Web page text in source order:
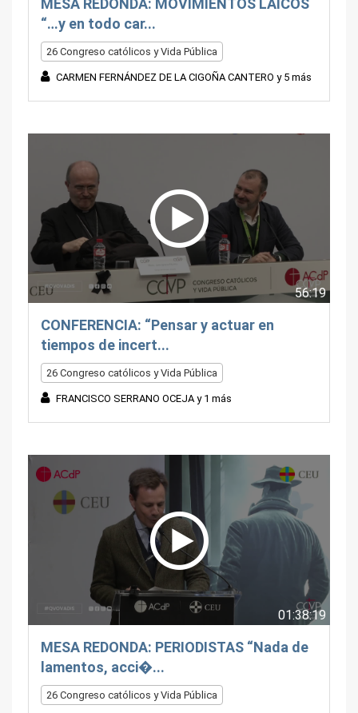
MESA REDONDA: MOVIMIENTOS LAICOS
“…y en todo car...
26 Congreso católicos y Vida Pública
CARMEN FERNÁNDEZ DE LA CIGOÑA CANTERO y 5 más
56:19
CONFERENCIA: “Pensar y actuar en
tiempos de incert...
26 Congreso católicos y Vida Pública
FRANCISCO SERRANO OCEJA y 1 más
01:38:19
MESA REDONDA: PERIODISTAS “Nada de
lamentos, acci�...
26 Congreso católicos y Vida Pública